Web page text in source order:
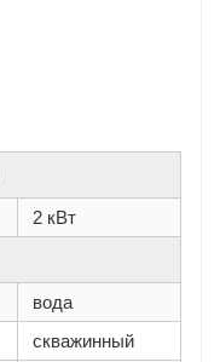
2 кВт
вода
скважинный